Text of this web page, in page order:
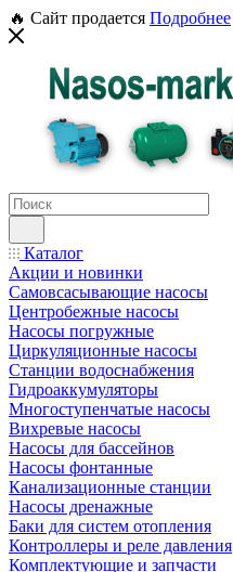
🔥 Сайт продается Подробнее
Каталог
Акции и новинки
Самовсасывающие насосы
Центробежные насосы
Насосы погружные
Циркуляционные насосы
Станции водоснабжения
Гидроаккумуляторы
Многоступенчатые насосы
Вихревые насосы
Насосы для бассейнов
Насосы фонтанные
Канализационные станции
Насосы дренажные
Баки для систем отопления
Контроллеры и реле давления
Комплектующие и запчасти